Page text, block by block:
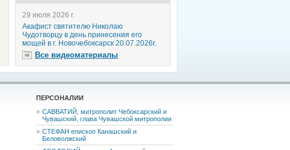
29 июля 2026 г.
Акафист святителю Николаю
Чудотворцу в день принесения его
мощей в г. Новочебоксарск 20.07.2026г.
Все видеоматериалы
ПЕРСОНАЛИИ
САВВАТИЙ, митрополит Чебоксарский и
Чувашский, глава Чувашской митрополии
СТЕФАН епископ Канашский и
Беловолжский